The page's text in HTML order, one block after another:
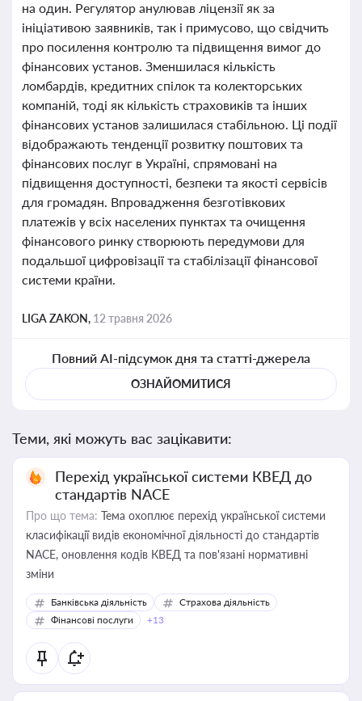
на один. Регулятор анулював ліцензії як за
ініціативою заявників, так і примусово, що свідчить
про посилення контролю та підвищення вимог до
фінансових установ. Зменшилася кількість
ломбардів, кредитних спілок та колекторських
компаній, тоді як кількість страховиків та інших
фінансових установ залишилася стабільною. Ці події
відображають тенденції розвитку поштових та
фінансових послуг в Україні, спрямовані на
підвищення доступності, безпеки та якості сервісів
для громадян. Впровадження безготівкових
платежів у всіх населених пунктах та очищення
фінансового ринку створюють передумови для
подальшої цифровізації та стабілізації фінансової
системи країни.
LIGA ZAKON, 12 травня 2026
Повний AI-підсумок дня та статті-джерела
ОЗНАЙОМИТИСЯ
Теми, які можуть вас зацікавити:
Перехід української системи КВЕД до
стандартів NACE
Про що тема: Тема охоплює перехід української системи
класифікації видів економічної діяльності до стандартів
NACE, оновлення кодів КВЕД та пов'язані нормативні
зміни
Банківська діяльність
Страхова діяльність
Фінансові послуги
+13